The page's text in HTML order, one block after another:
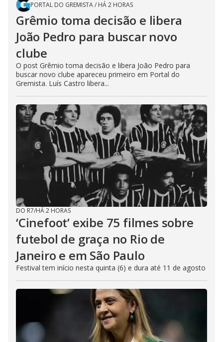
PORTAL DO GREMISTA/ HÁ 2 HORAS
Grêmio toma decisão e libera
João Pedro para buscar novo
clube
O post Grêmio toma decisão e libera João Pedro para
buscar novo clube apareceu primeiro em Portal do
Gremista. Luís Castro libera...
DO R7/HÁ 2 HORAS
‘Cinefoot’ exibe 75 filmes sobre
futebol de graça no Rio de
Janeiro e em São Paulo
Festival tem início nesta quinta (6) e dura até 11 de agosto